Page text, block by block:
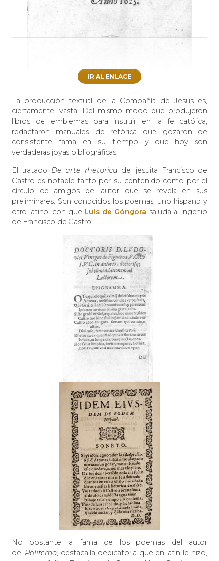
IR AL ENLACE
La producción textual de la Compañía de Jesús es,
ciertamente, vasta. Del mismo modo que produjeron
libros de emblemas para instruir en la fe católica,
redactaron manuales de retórica que gozaron de
consistente fama en su tiempo y que hoy son
verdaderas joyas bibliográficas.
El tratado De arte rhetorica del jesuita Francisco de
Castro es notable tanto por su contenido como por el
círculo de amigos del autor que se revela en sus
preliminares. Son conocidos los poemas, uno hispano y
otro latino, con que Luis de Góngora saluda al ingenio
de Francisco de Castro:
No obstante la fama de los poemas del autor
del Polifemo, destaca la dedicatoria que en latín le hizo,